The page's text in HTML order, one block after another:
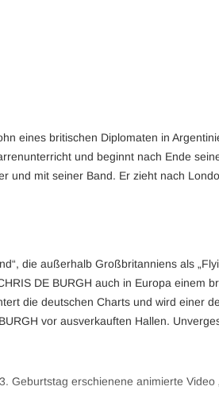
eines britischen Diplomaten in
und beginnt nach Ende
und mit seiner Band. Er zieht nach
die außerhalb Großbritanniens als
DE BURGH auch in Europa einem
die deutschen Charts und wird einer
vor ausverkauften Hallen.
Geburtstag erschienene animierte Video